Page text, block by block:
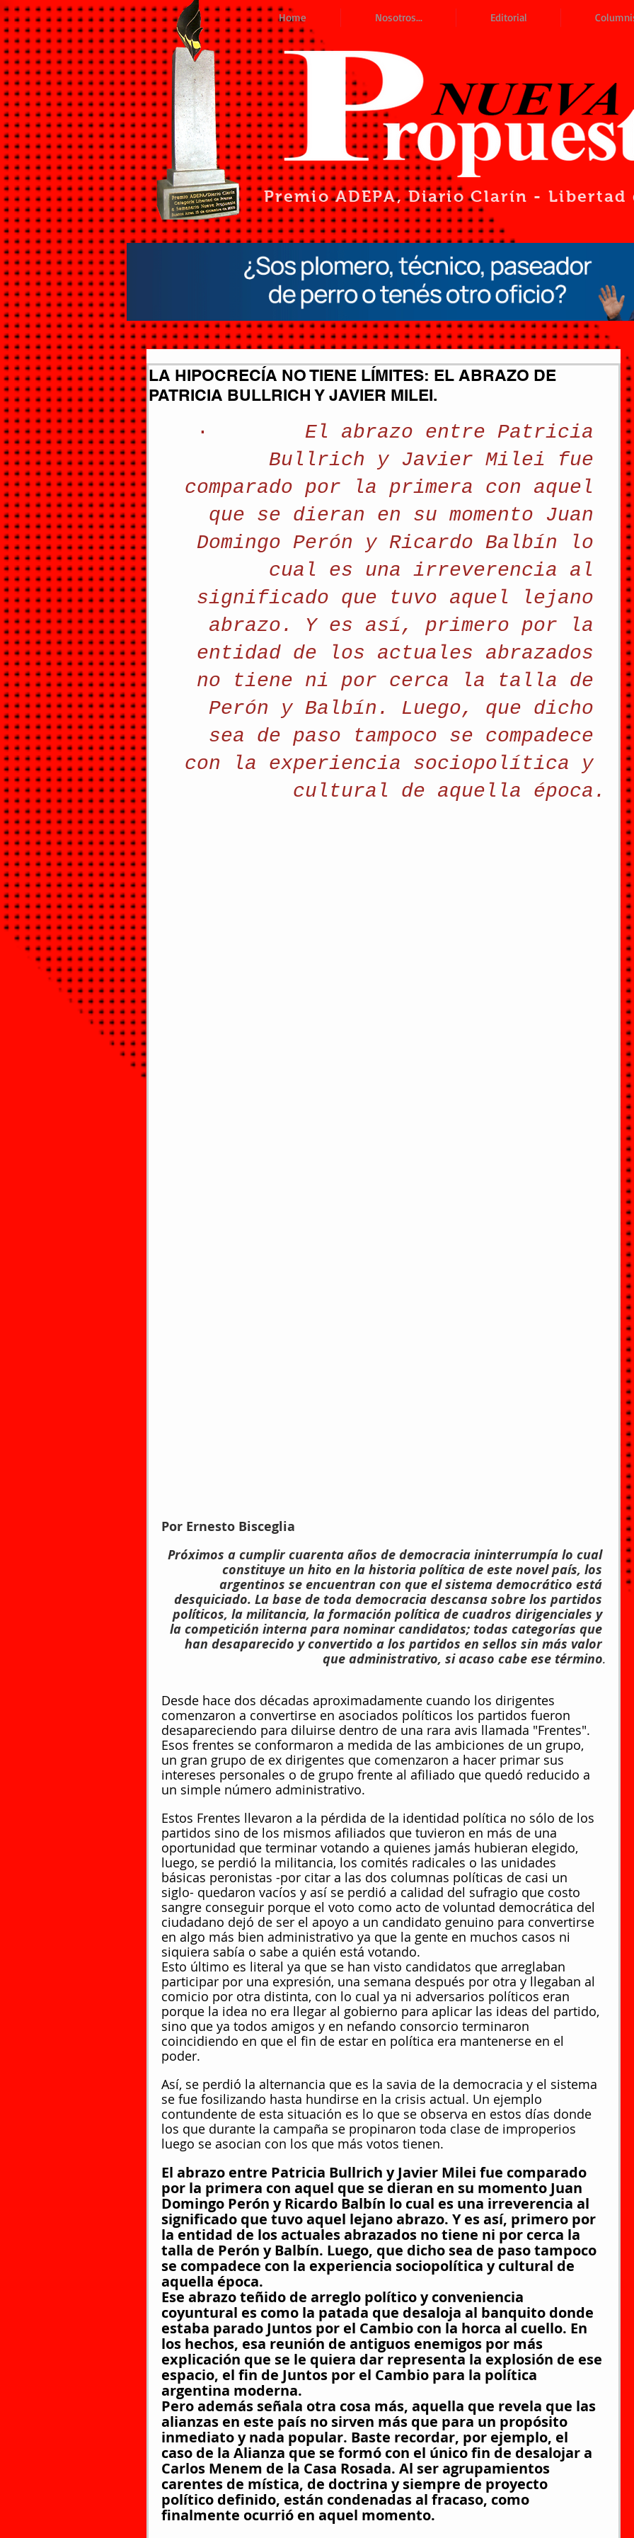
Home Nosotros... Editorial
Premio ADEPA, Diario Clarín - Libertad
LA HIPOCRECÍA NO TIENE LÍMITES: EL ABRAZO DE
PATRICIA BULLRICH Y JAVIER MILEI.
·
El abrazo entre Patricia
Bullrich y Javier Milei fue
comparado por la primera con aquel
que se dieran en su momento Juan
Domingo Perón y Ricardo Balbín lo
cual es una irreverencia al
significado que tuvo aquel lejano
abrazo. Y es así, primero por la
entidad de los actuales abrazados
no tiene ni por cerca la talla de
Perón y Balbín. Luego, que dicho
sea de paso tampoco se compadece
con la experiencia sociopolítica y
cultural de aquella época.
Por Ernesto Bisceglia
Próximos a cumplir cuarenta años de democracia ininterrumpía lo cual
constituye un hito en la historia política de este novel país, los
argentinos se encuentran con que el sistema democrático está
desquiciado. La base de toda democracia descansa sobre los partidos
políticos, la militancia, la formación política de cuadros dirigenciales y
la competición interna para nominar candidatos; todas categorías que
han desaparecido y convertido a los partidos en sellos sin más valor
que administrativo, si acaso cabe ese término.
Desde hace dos décadas aproximadamente cuando los dirigentes
comenzaron a convertirse en asociados políticos los partidos fueron
desapareciendo para diluirse dentro de una rara avis llamada "Frentes".
Esos frentes se conformaron a medida de las ambiciones de un grupo,
un gran grupo de ex dirigentes que comenzaron a hacer primar sus
intereses personales o de grupo frente al afiliado que quedó reducido a
un simple número administrativo.
Estos Frentes llevaron a la pérdida de la identidad política no sólo de los
partidos sino de los mismos afiliados que tuvieron en más de una
oportunidad que terminar votando a quienes jamás hubieran elegido,
luego, se perdió la militancia, los comités radicales o las unidades
básicas peronistas -por citar a las dos columnas políticas de casi un
siglo- quedaron vacíos y así se perdió a calidad del sufragio que costo
sangre conseguir porque el voto como acto de voluntad democrática del
ciudadano dejó de ser el apoyo a un candidato genuino para convertirse
en algo más bien administrativo ya que la gente en muchos casos ni
siquiera sabía o sabe a quién está votando.
Esto último es literal ya que se han visto candidatos que arreglaban
participar por una expresión, una semana después por otra y llegaban al
comicio por otra distinta, con lo cual ya ni adversarios políticos eran
porque la idea no era llegar al gobierno para aplicar las ideas del partido,
sino que ya todos amigos y en nefando consorcio terminaron
coincidiendo en que el fin de estar en política era mantenerse en el
poder.
Así, se perdió la alternancia que es la savia de la democracia y el sistema
se fue fosilizando hasta hundirse en la crisis actual. Un ejemplo
contundente de esta situación es lo que se observa en estos días donde
los que durante la campaña se propinaron toda clase de improperios
luego se asocian con los que más votos tienen.
El abrazo entre Patricia Bullrich y Javier Milei fue comparado
por la primera con aquel que se dieran en su momento Juan
Domingo Perón y Ricardo Balbín lo cual es una irreverencia al
significado que tuvo aquel lejano abrazo. Y es así, primero por
la entidad de los actuales abrazados no tiene ni por cerca la
talla de Perón y Balbín. Luego, que dicho sea de paso tampoco
se compadece con la experiencia sociopolítica y cultural de
aquella época.
Ese abrazo teñido de arreglo político y conveniencia
coyuntural es como la patada que desaloja al banquito donde
estaba parado Juntos por el Cambio con la horca al cuello. En
los hechos, esa reunión de antiguos enemigos por más
explicación que se le quiera dar representa la explosión de ese
espacio, el fin de Juntos por el Cambio para la política
argentina moderna.
Pero además señala otra cosa más, aquella que revela que las
alianzas en este país no sirven más que para un propósito
inmediato y nada popular. Baste recordar, por ejemplo, el
caso de la Alianza que se formó con el único fin de desalojar a
Carlos Menem de la Casa Rosada. Al ser agrupamientos
carentes de mística, de doctrina y siempre de proyecto
político definido, están condenadas al fracaso, como
finalmente ocurrió en aquel momento.